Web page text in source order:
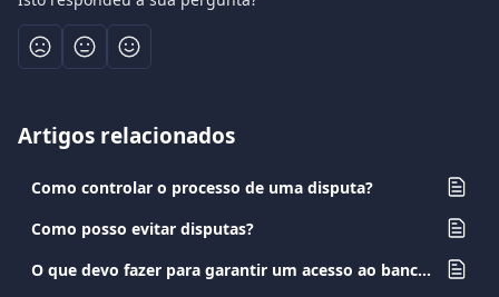
Artigos relacionados
Como controlar o processo de uma disputa?
Como posso evitar disputas?
O que devo fazer para garantir um acesso ao banco pelo telemóvel (mobile banking), de forma segura?